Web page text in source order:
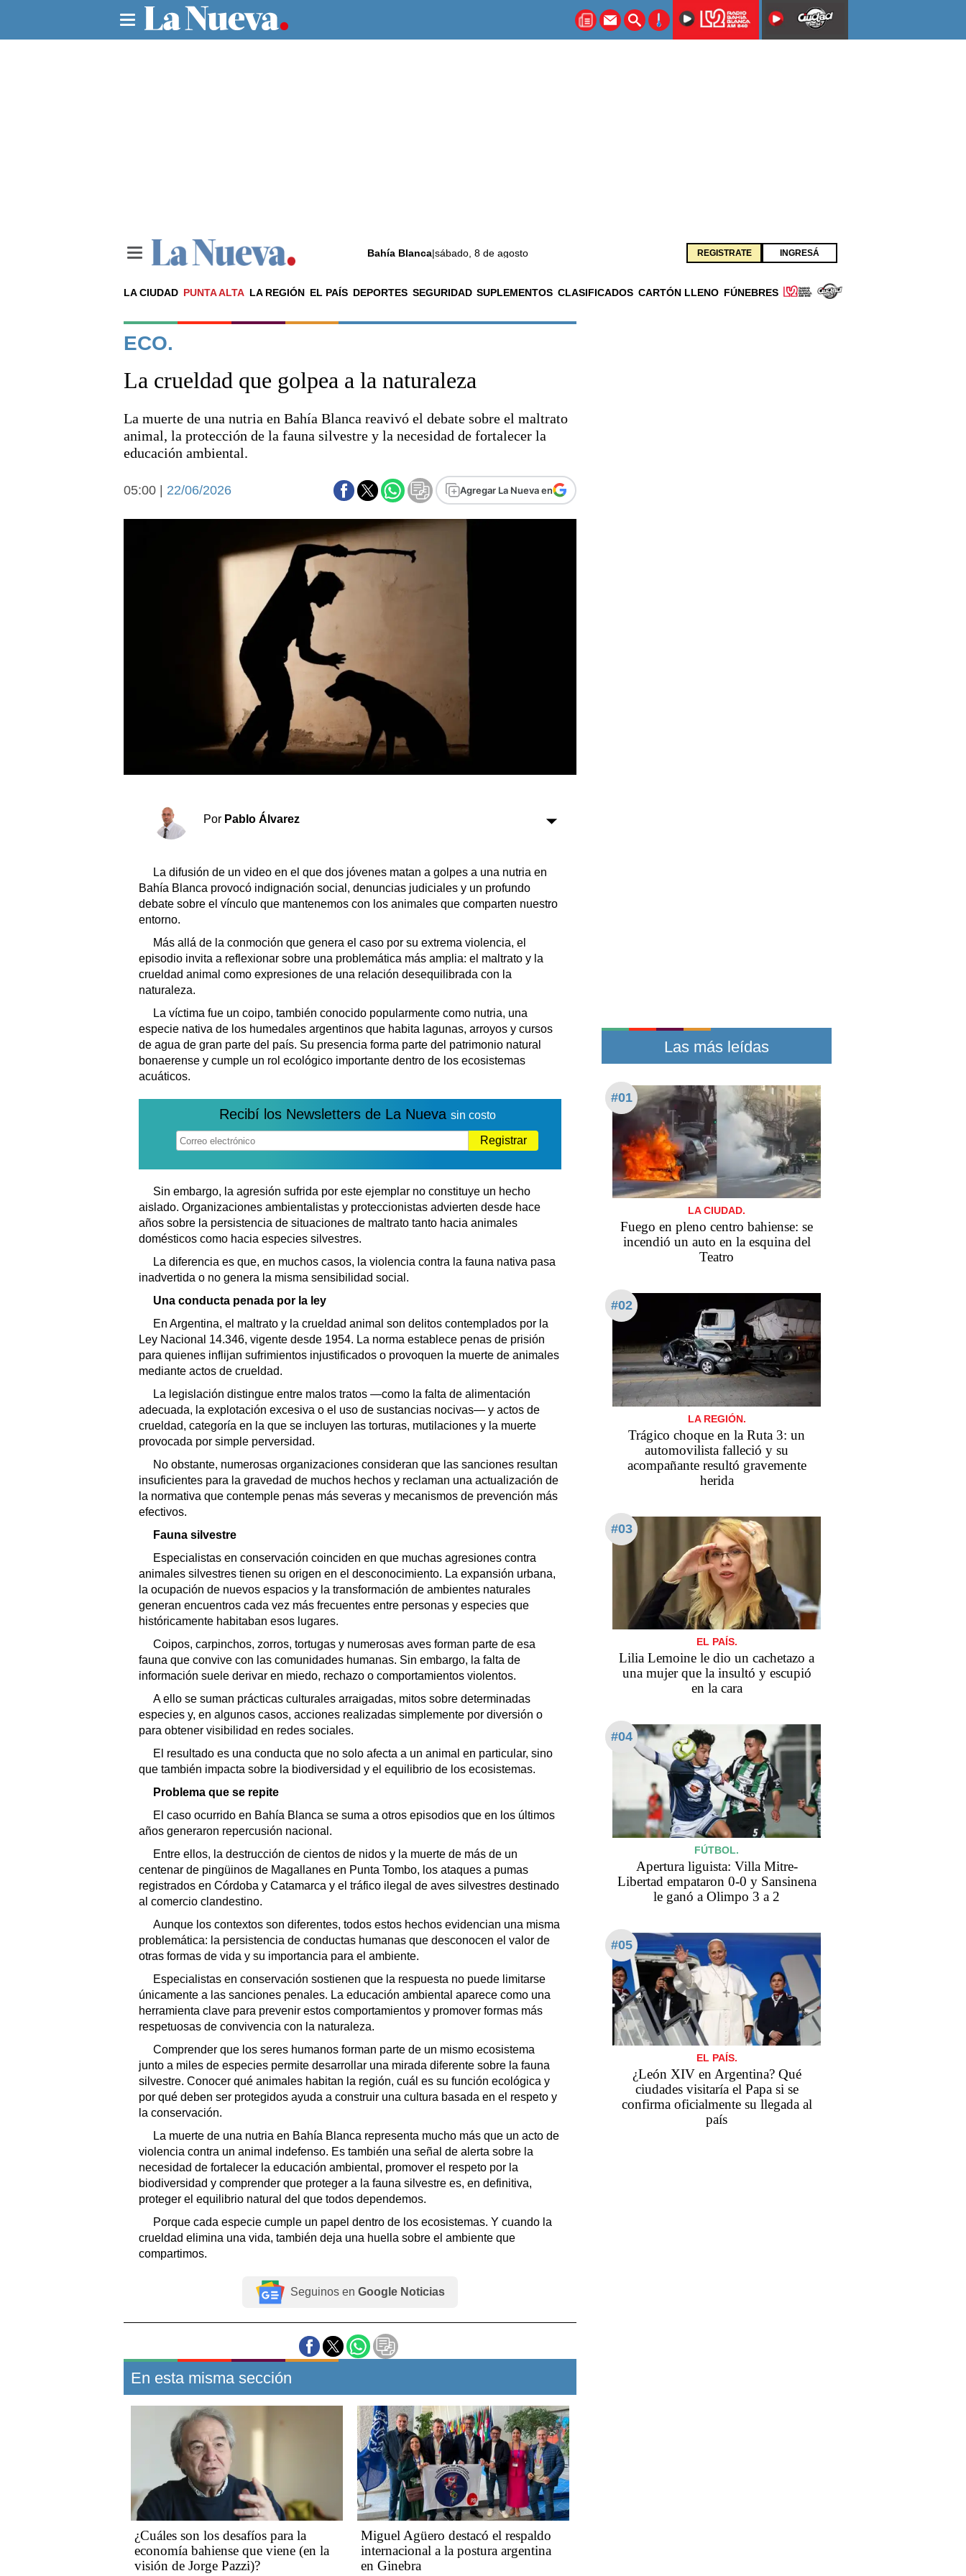
Bahía Blanca|sábado, 8 de agosto REGISTRATE INGRESÁ
LA CIUDAD PUNTA ALTA LA REGIÓN EL PAÍS DEPORTES SEGURIDAD SUPLEMENTOS CLASIFICADOS CARTÓN LLENO FÚNEBRES
Noticias
La ciudad
El país
Seguridad
Opinión
Deportes
Básquetbol
Federal A
Aplausos
Cines
Economía y finanzas
Espacio empresas
Sociedad y tiempo libre
Sociedad
Tecnología
Turismo
Salud
Es viral
Horóscopo
Suplementos
Transportes
Loterías
Edictos
Teléfonos de urgencia
ECO.
La crueldad que golpea a la naturaleza
La muerte de una nutria en Bahía Blanca reavivó el debate sobre el maltrato
animal, la protección de la fauna silvestre y la necesidad de fortalecer la
educación ambiental.
Agregar La Nueva en
05:00 | 22/06/2026
Por Pablo Álvarez
La difusión de un video en el que dos jóvenes matan a golpes a una nutria en
Bahía Blanca provocó indignación social, denuncias judiciales y un profundo
debate sobre el vínculo que mantenemos con los animales que comparten nuestro
entorno.
Más allá de la conmoción que genera el caso por su extrema violencia, el
episodio invita a reflexionar sobre una problemática más amplia: el maltrato y la
crueldad animal como expresiones de una relación desequilibrada con la
naturaleza.
La víctima fue un coipo, también conocido popularmente como nutria, una
especie nativa de los humedales argentinos que habita lagunas, arroyos y cursos
de agua de gran parte del país. Su presencia forma parte del patrimonio natural
bonaerense y cumple un rol ecológico importante dentro de los ecosistemas
acuáticos.
Recibí los Newsletters de La Nueva sin costo
Registrar
Sin embargo, la agresión sufrida por este ejemplar no constituye un hecho
aislado. Organizaciones ambientalistas y proteccionistas advierten desde hace
años sobre la persistencia de situaciones de maltrato tanto hacia animales
domésticos como hacia especies silvestres.
La diferencia es que, en muchos casos, la violencia contra la fauna nativa pasa
inadvertida o no genera la misma sensibilidad social.
Una conducta penada por la ley
En Argentina, el maltrato y la crueldad animal son delitos contemplados por la
Ley Nacional 14.346, vigente desde 1954. La norma establece penas de prisión
para quienes inflijan sufrimientos injustificados o provoquen la muerte de animales
mediante actos de crueldad.
La legislación distingue entre malos tratos —como la falta de alimentación
adecuada, la explotación excesiva o el uso de sustancias nocivas— y actos de
crueldad, categoría en la que se incluyen las torturas, mutilaciones y la muerte
provocada por simple perversidad.
No obstante, numerosas organizaciones consideran que las sanciones resultan
insuficientes para la gravedad de muchos hechos y reclaman una actualización de
la normativa que contemple penas más severas y mecanismos de prevención más
efectivos.
Fauna silvestre
Especialistas en conservación coinciden en que muchas agresiones contra
animales silvestres tienen su origen en el desconocimiento. La expansión urbana,
la ocupación de nuevos espacios y la transformación de ambientes naturales
generan encuentros cada vez más frecuentes entre personas y especies que
históricamente habitaban esos lugares.
Coipos, carpinchos, zorros, tortugas y numerosas aves forman parte de esa
fauna que convive con las comunidades humanas. Sin embargo, la falta de
información suele derivar en miedo, rechazo o comportamientos violentos.
A ello se suman prácticas culturales arraigadas, mitos sobre determinadas
especies y, en algunos casos, acciones realizadas simplemente por diversión o
para obtener visibilidad en redes sociales.
El resultado es una conducta que no solo afecta a un animal en particular, sino
que también impacta sobre la biodiversidad y el equilibrio de los ecosistemas.
Problema que se repite
El caso ocurrido en Bahía Blanca se suma a otros episodios que en los últimos
años generaron repercusión nacional.
Entre ellos, la destrucción de cientos de nidos y la muerte de más de un
centenar de pingüinos de Magallanes en Punta Tombo, los ataques a pumas
registrados en Córdoba y Catamarca y el tráfico ilegal de aves silvestres destinado
al comercio clandestino.
Aunque los contextos son diferentes, todos estos hechos evidencian una misma
problemática: la persistencia de conductas humanas que desconocen el valor de
otras formas de vida y su importancia para el ambiente.
Especialistas en conservación sostienen que la respuesta no puede limitarse
únicamente a las sanciones penales. La educación ambiental aparece como una
herramienta clave para prevenir estos comportamientos y promover formas más
respetuosas de convivencia con la naturaleza.
Comprender que los seres humanos forman parte de un mismo ecosistema
junto a miles de especies permite desarrollar una mirada diferente sobre la fauna
silvestre. Conocer qué animales habitan la región, cuál es su función ecológica y
por qué deben ser protegidos ayuda a construir una cultura basada en el respeto y
la conservación.
La muerte de una nutria en Bahía Blanca representa mucho más que un acto de
violencia contra un animal indefenso. Es también una señal de alerta sobre la
necesidad de fortalecer la educación ambiental, promover el respeto por la
biodiversidad y comprender que proteger a la fauna silvestre es, en definitiva,
proteger el equilibrio natural del que todos dependemos.
Porque cada especie cumple un papel dentro de los ecosistemas. Y cuando la
crueldad elimina una vida, también deja una huella sobre el ambiente que
compartimos.
Seguinos en Google Noticias
En esta misma sección
¿Cuáles son los desafíos para la
economía bahiense que viene (en la
visión de Jorge Pazzi)?
Miguel Agüero destacó el respaldo
internacional a la postura argentina
en Ginebra
Las más leídas
#01
LA CIUDAD.
Fuego en pleno centro bahiense: se
incendió un auto en la esquina del
Teatro
#02
LA REGIÓN.
Trágico choque en la Ruta 3: un
automovilista falleció y su
acompañante resultó gravemente
herida
#03
EL PAÍS.
Lilia Lemoine le dio un cachetazo a
una mujer que la insultó y escupió
en la cara
#04
FÚTBOL.
Apertura liguista: Villa Mitre-
Libertad empataron 0-0 y Sansinena
le ganó a Olimpo 3 a 2
#05
EL PAÍS.
¿León XIV en Argentina? Qué
ciudades visitaría el Papa si se
confirma oficialmente su llegada al
país